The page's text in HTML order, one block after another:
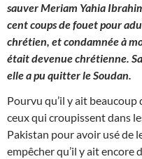
sauver Meriam Yahia
cent coups de fouet pour
chrétien, et condamnée à
était devenue chrétienne.
elle a pu quitter le Soudan.
Pourvu qu’il y ait beaucoup
ceux qui croupissentdans
Pakistan pour avoir usé de
empêcher qu’il y ait encore